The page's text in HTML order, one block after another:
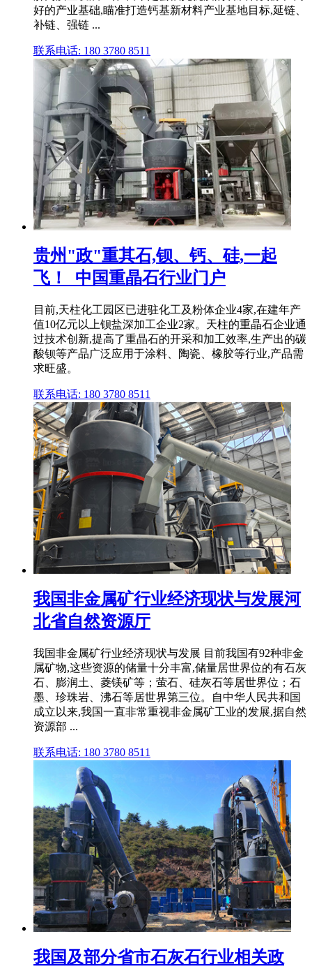
好的产业基础,瞄准打造钙基新材料产业基地目标,延链、
补链、强链 ...
联系电话: 180 3780 8511
贵州"政"重其石,钡、钙、硅,一起
飞！_中国重晶石行业门户
目前,天柱化工园区已进驻化工及粉体企业4家,在建年产
值10亿元以上钡盐深加工企业2家。天柱的重晶石企业通
过技术创新,提高了重晶石的开采和加工效率,生产出的碳
酸钡等产品广泛应用于涂料、陶瓷、橡胶等行业,产品需
求旺盛。
联系电话: 180 3780 8511
我国非金属矿行业经济现状与发展河
北省自然资源厅
我国非金属矿行业经济现状与发展 目前我国有92种非金
属矿物,这些资源的储量十分丰富,储量居世界位的有石灰
石、膨润土、菱镁矿等；萤石、硅灰石等居世界位；石
墨、珍珠岩、沸石等居世界第三位。自中华人民共和国
成立以来,我国一直非常重视非金属矿工业的发展,据自然
资源部 ...
联系电话: 180 3780 8511
我国及部分省市石灰石行业相关政